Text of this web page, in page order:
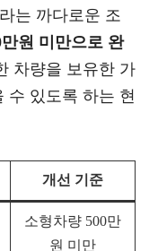
는 까다로운 조
원 미만으로 완
차량을 보유한 가
수 있도록 하는 현
개선 기준
소형차량 500만
원 미만